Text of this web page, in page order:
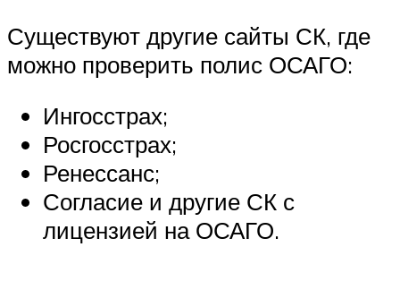
Существуют другие сайты СК, где
можно проверить полис ОСАГО:
Ингосстрах;
Росгосстрах;
Ренессанс;
Согласие и другие СК с
лицензией на ОСАГО.